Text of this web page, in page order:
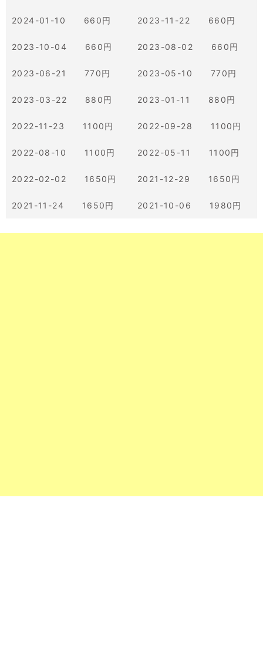
2024-01-10 660円 2023-11-22 660円
2023-10-04 660円 2023-08-02 660円
2023-06-21 770円 2023-05-10 770円
2023-03-22 880円 2023-01-11 880円
2022-11-23 1100円 2022-09-28 1100円
2022-08-10 1100円 2022-05-11 1100円
2022-02-02 1650円 2021-12-29 1650円
2021-11-24 1650円 2021-10-06 1980円